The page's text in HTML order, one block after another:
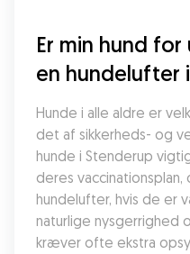
Er min hund
en hundelufter
Hunde i alle aldre er
det af sikkerheds- og
hunde i Stenderup
deres
hundelufter, hvis de er
naturlige nysgerrighed
kræver ofte ekstra